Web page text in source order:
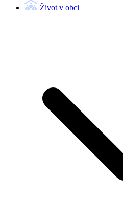
Život v obci